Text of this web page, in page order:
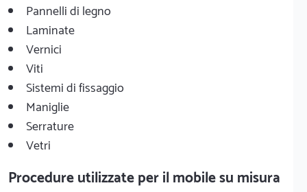
Pannelli di legno
Laminate
Vernici
Viti
Sistemi di fissaggio
Maniglie
Serrature
Vetri
Procedure utilizzate per il mobile su misura